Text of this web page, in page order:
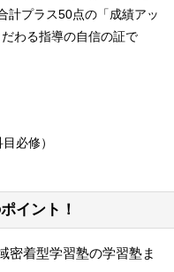
計プラス50点の「成績アッ
わる指導の自信の証で
必修）
イント！
密着型学習塾の学習塾ま